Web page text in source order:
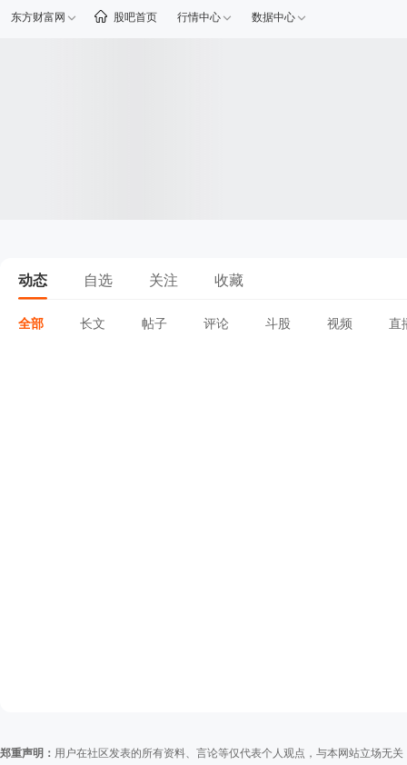
东方财富网 股吧首页 行情中心 数据中心
动态 自选 关注 收藏
全部 长文 帖子 评论 斗股 视频 直
郑重声明： 用户在社区发表的所有资料、言论等仅代表个人观点，与本网站立场无